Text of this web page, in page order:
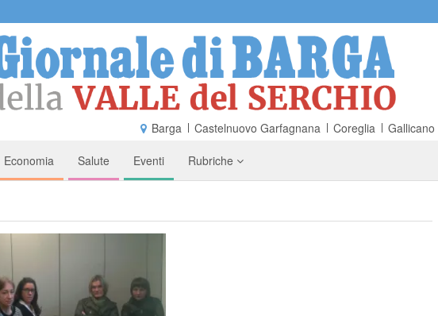
Barga Castelnuovo Garfagnana Coreglia Gallicano
Economia Salute Eventi Rubriche